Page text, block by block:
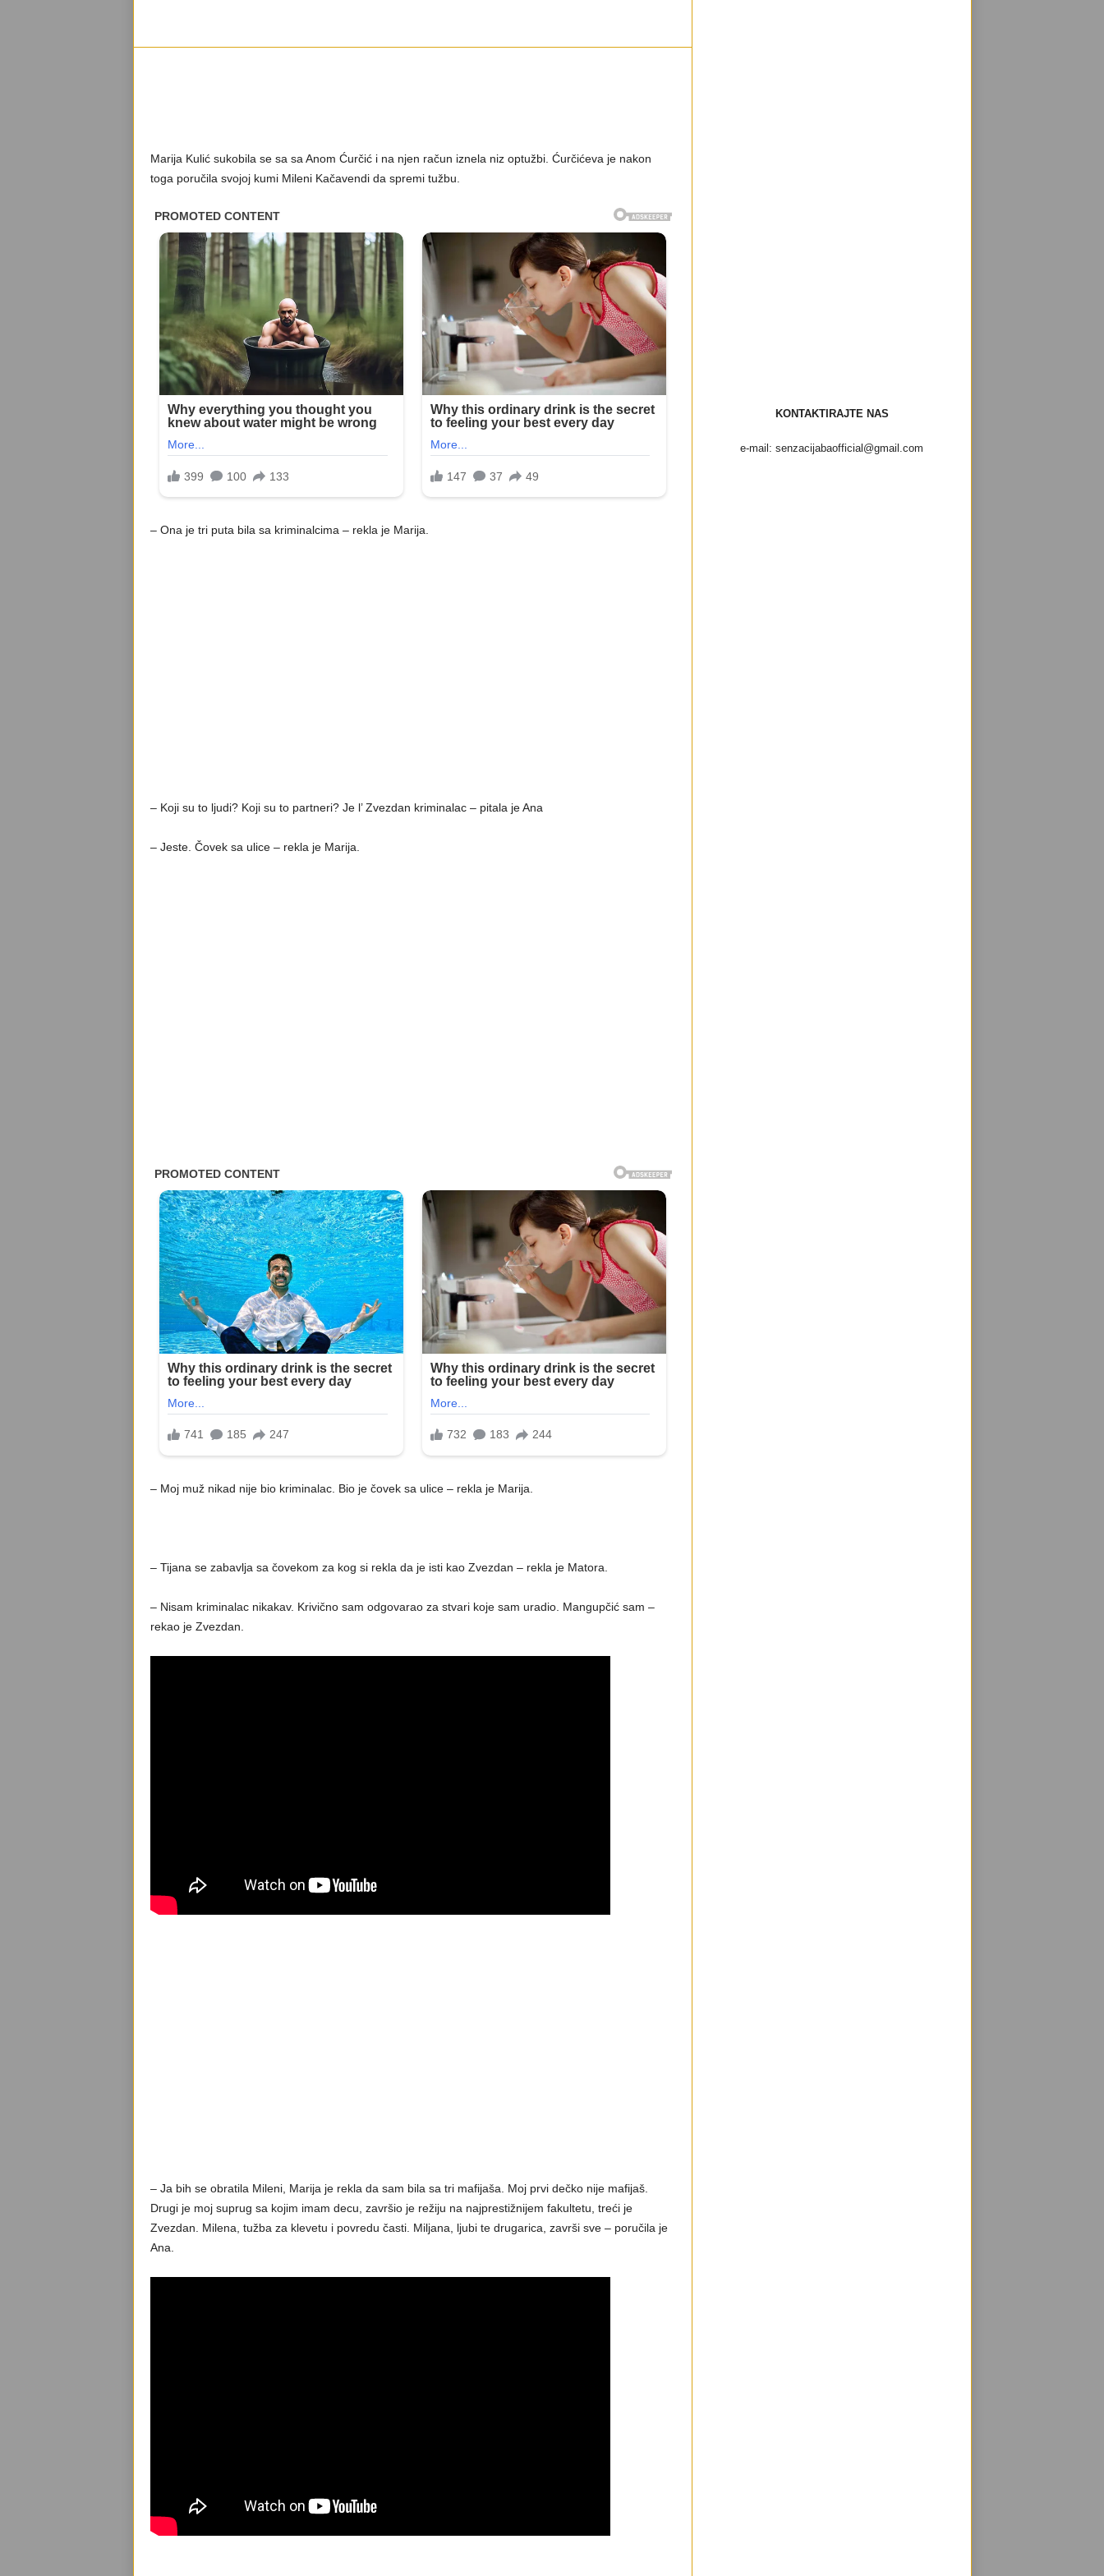
Marija Kulić sukobila se sa sa Anom Ćurčić i na njen račun iznela niz optužbi. Ćurčićeva je nakon
toga poručila svojoj kumi Mileni Kačavendi da spremi tužbu.
– Ona je tri puta bila sa kriminalcima – rekla je Marija.
– Koji su to ljudi? Koji su to partneri? Je l’ Zvezdan kriminalac – pitala je Ana
– Jeste. Čovek sa ulice – rekla je Marija.
– Moj muž nikad nije bio kriminalac. Bio je čovek sa ulice – rekla je Marija.
– Tijana se zabavlja sa čovekom za kog si rekla da je isti kao Zvezdan – rekla je Matora.
– Nisam kriminalac nikakav. Krivično sam odgovarao za stvari koje sam uradio. Mangupčić sam –
rekao je Zvezdan.
– Ja bih se obratila Mileni, Marija je rekla da sam bila sa tri mafijaša. Moj prvi dečko nije mafijaš.
Drugi je moj suprug sa kojim imam decu, završio je režiju na najprestižnijem fakultetu, treći je
Zvezdan. Milena, tužba za klevetu i povredu časti. Miljana, ljubi te drugarica, završi sve – poručila je
Ana.
KONTAKTIRAJTE NAS
e-mail: senzacijabaofficial@gmail.com